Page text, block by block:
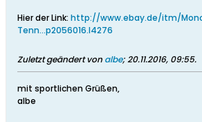
Hier der Link: http://www.ebay.de/itm/
Tenn...p2056016.l4276
Zuletzt geändert von albe;20.11.2016, 09:55.
mit sportlichen Grüßen,
albe